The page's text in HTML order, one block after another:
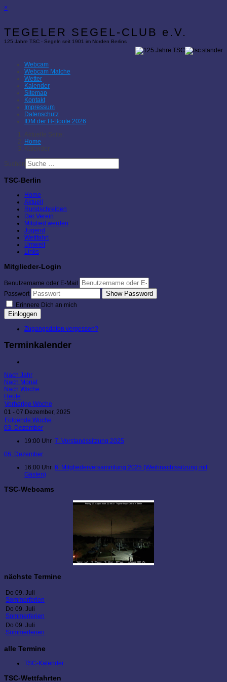
×
TEGELER SEGEL-CLUB e.V.
125 Jahre TSC - Segeln seit 1901 im Norden Berlins
Webcam
Webcam Malche
Wetter
Kalender
Sitemap
Kontakt
Impressum
Datenschutz
IDM der H-Boote 2026
Aktuelle Seite:
Home
Kalender
Suchen
TSC-Berlin
Home
Aktuell
Rundschreiben
Der Verein
Mitglied werden
Jugend
Wettfahrt
Umwelt
Links
Mitglieder-Login
Benutzername oder E-Mail
Passwort
Show Password
Erinnere Dich an mich
Einloggen
Zugangsdaten vergessen?
Terminkalender
Nach Jahr
Nach Monat
Nach Woche
Heute
Vorherige Woche
01 - 07 Dezember, 2025
Folgende Woche
03. Dezember
19:00 Uhr 7. Vorstandssitzung 2025
06. Dezember
16:00 Uhr 6. Mitgliederversammlung 2025 (Weihnachtssitzung mit
Gästen)
TSC-Webcams
nächste Termine
Do 09. Juli
Sommerferien
Do 09. Juli
Sommerferien
Do 09. Juli
Sommerferien
alle Termine
TSC-Kalender
TSC-Wettfahrten